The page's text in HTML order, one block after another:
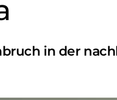
in der